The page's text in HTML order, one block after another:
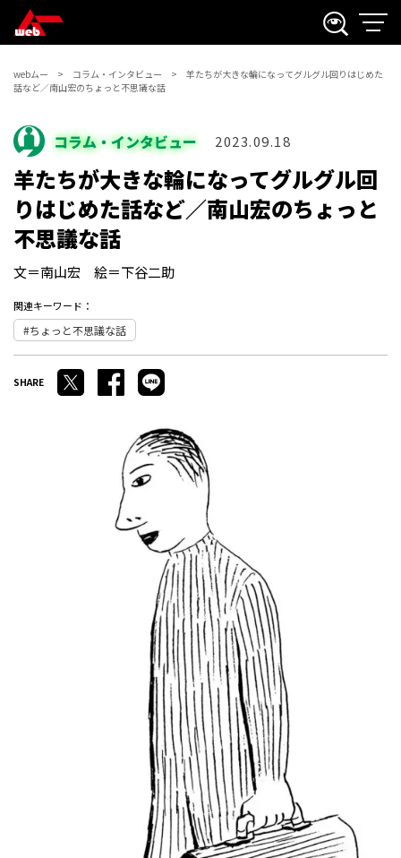
webムー コラム・インタビュー
羊たちが大きな輪になってグルグル回りはじめた
話など／南山宏のちょっと不思議な話
コラム・インタビュー 2023.09.18
羊たちが大きな輪になってグルグル回
りはじめた話など／南山宏のちょっと
不思議な話
文＝南山宏 絵＝下谷二助
関連キーワード：
ちょっと不思議な話